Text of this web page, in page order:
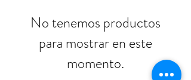
No tenemos productos
para mostrar en este
momento.